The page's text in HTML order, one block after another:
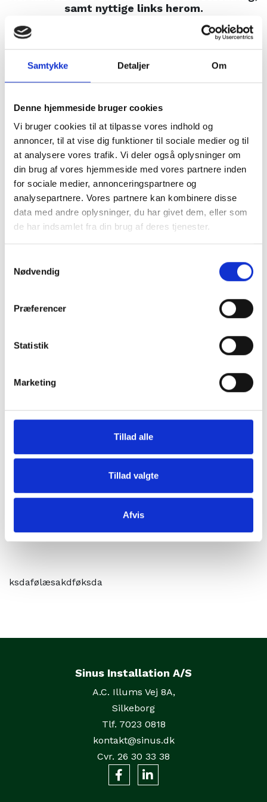
Samtykke Detaljer Om
Denne hjemmeside bruger cookies
Vi bruger cookies til at tilpasse vores indhold og
annoncer, til at vise dig funktioner til sociale medier og til
at analysere vores trafik. Vi deler også oplysninger om
din brug af vores hjemmeside med vores partnere inden
for sociale medier, annonceringspartnere og
analysepartnere. Vores partnere kan kombinere disse
data med andre oplysninger, du har givet dem, eller som
de har indsamlet fra din brug af deres tjenester.
Nødvendig
Præferencer
Statistik
Marketing
Tillad alle
Tillad valgte
Afvis
Viden om UVC
Om Sinus/Job
Samarbejdspartnere
Kontakt
samt nyttige links herom.
Nyttige links
Installationsblanket
Elsikkerhedstest forsamlingslokaler
Fællesregulativ 2019
Eleftersyn
Retsinfo
Elsikkerhedsregler
Solar weblink
Lemvigh Müller
AO
Kvalitetssikring
1.1 Organisationsdiagram
2 Evaluering
4 Bemyndigelse
7 Bemanding
10 Tilsyn
12 Uddannelse og træning
13 Udstyr
14 Afvigelser og sikkerhedsmæssige fejl
14.1 Afvigerapport
15.1 Intern auditplan
15.2 Intern auditrapport tjekliste
ksdafølæsakdføksda
Sinus Installation A/S
A.C. Illums Vej 8A,
Silkeborg
Tlf. 7023 0818
kontakt@sinus.dk
Cvr. 26 30 33 38